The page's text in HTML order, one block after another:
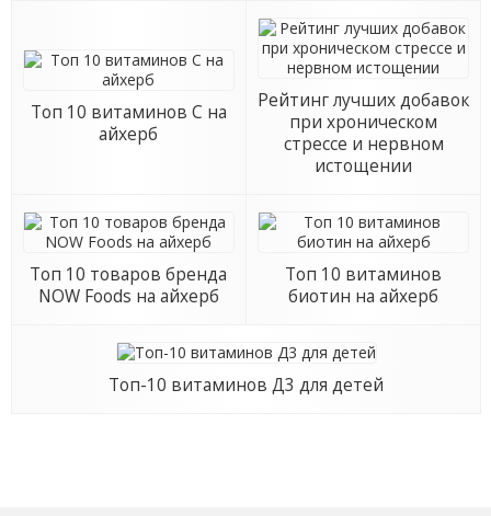
Топ 10 витаминов С на
айхерб
Рейтинг лучших добавок
при хроническом
стрессе и нервном
истощении
Топ 10 товаров бренда
NOW Foods на айхерб
Топ 10 витаминов
биотин на айхерб
Топ-10 витаминов Д3 для детей